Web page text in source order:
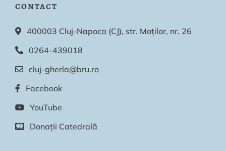
CONTACT
400003 Cluj-Napoca (CJ), str. Moților, nr. 26
0264-439018
cluj-gherla@bru.ro
Facebook
YouTube
Donații Catedrală